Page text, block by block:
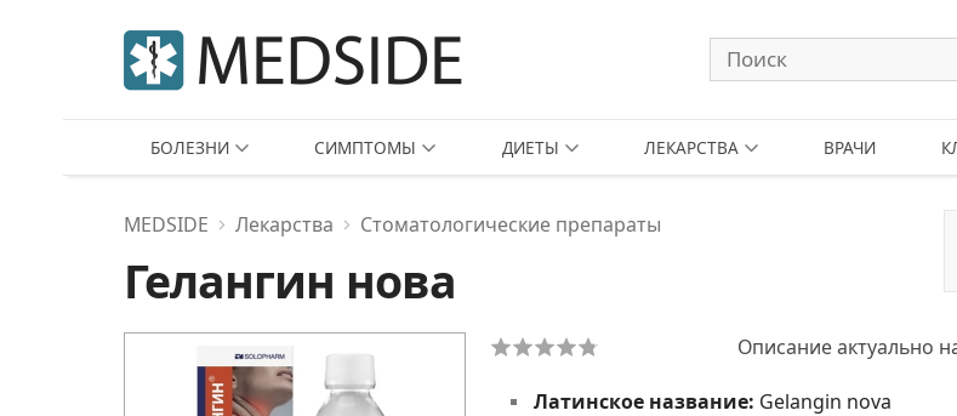
БОЛЕЗНИ СИМПТОМЫ ДИЕТЫ ЛЕКАРСТВА ВРАЧИ
MEDSIDE Лекарства Стоматологические препараты
Гелангин нова
Описание актуально
Латинское название: Gelangin nova